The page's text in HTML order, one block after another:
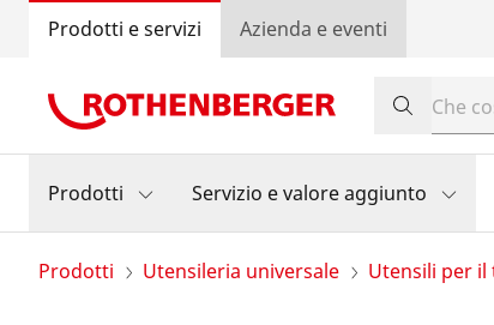
Prodotti e servizi Azienda e eventi
Prodotti Servizio e valore aggiunto
Prodotti Utensileria universale Utensili per il